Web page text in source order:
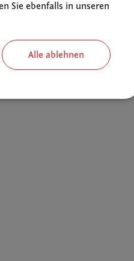
Sie ebenfalls in unseren
Alle ablehnen